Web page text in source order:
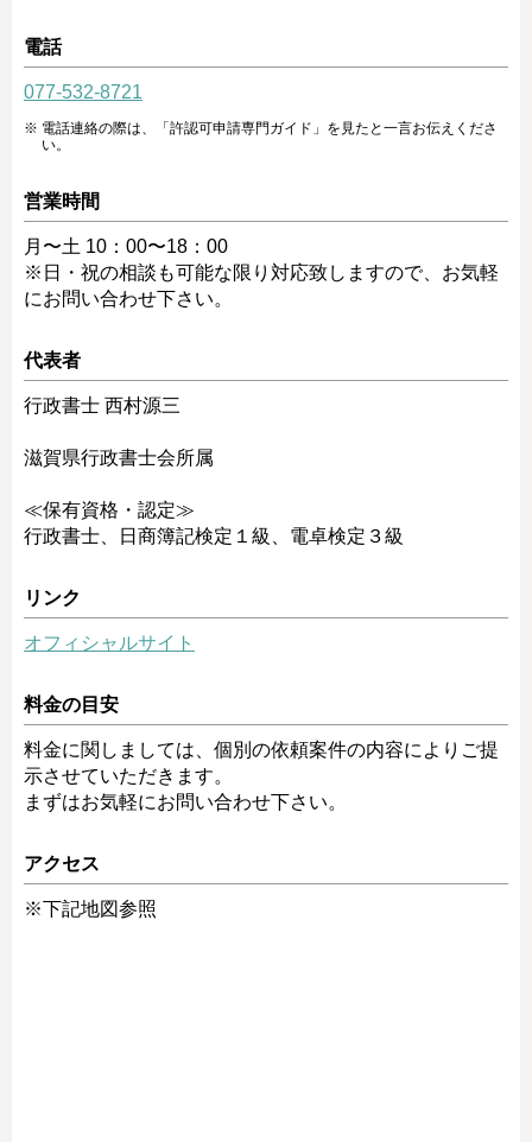
電話
077-532-8721
電話連絡の際は、「許認可申請専門ガイド」を見たと一言お伝えくださ
い。
営業時間
月〜土 10：00〜18：00
※日・祝の相談も可能な限り対応致しますので、お気軽
にお問い合わせ下さい。
代表者
行政書士 西村源三
滋賀県行政書士会所属
≪保有資格・認定≫
行政書士、日商簿記検定１級、電卓検定３級
リンク
オフィシャルサイト
料金の目安
料金に関しましては、個別の依頼案件の内容によりご提
示させていただきます。
まずはお気軽にお問い合わせ下さい。
アクセス
※下記地図参照